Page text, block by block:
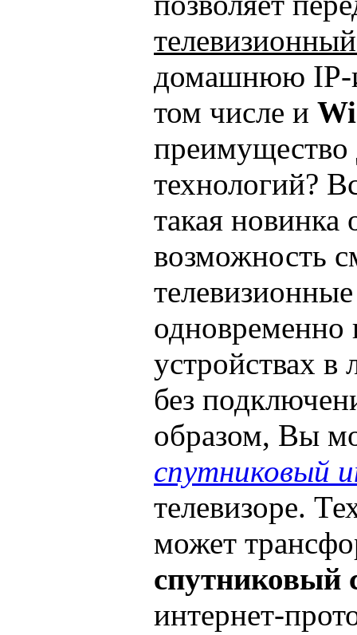
домашнюю IP-
том числе и
технологий?
такая новинка
возможность
одновременно
устройствах
без
образом, Вы
спутниковый
телевизоре.
может
спутниковый
интернет-